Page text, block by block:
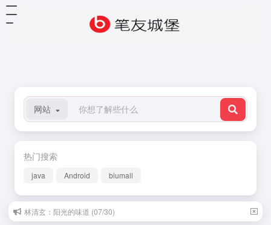
网站
热门搜索
java Android biumall
林清玄：阳光的味道 (07/30)